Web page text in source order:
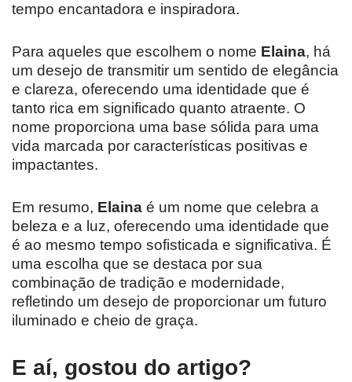
tempo encantadora e inspiradora.
Para aqueles que escolhem o nome Elaina, há
um desejo de transmitir um sentido de elegância
e clareza, oferecendo uma identidade que é
tanto rica em significado quanto atraente. O
nome proporciona uma base sólida para uma
vida marcada por características positivas e
impactantes.
Em resumo, Elaina é um nome que celebra a
beleza e a luz, oferecendo uma identidade que
é ao mesmo tempo sofisticada e significativa. É
uma escolha que se destaca por sua
combinação de tradição e modernidade,
refletindo um desejo de proporcionar um futuro
iluminado e cheio de graça.
E aí, gostou do artigo?